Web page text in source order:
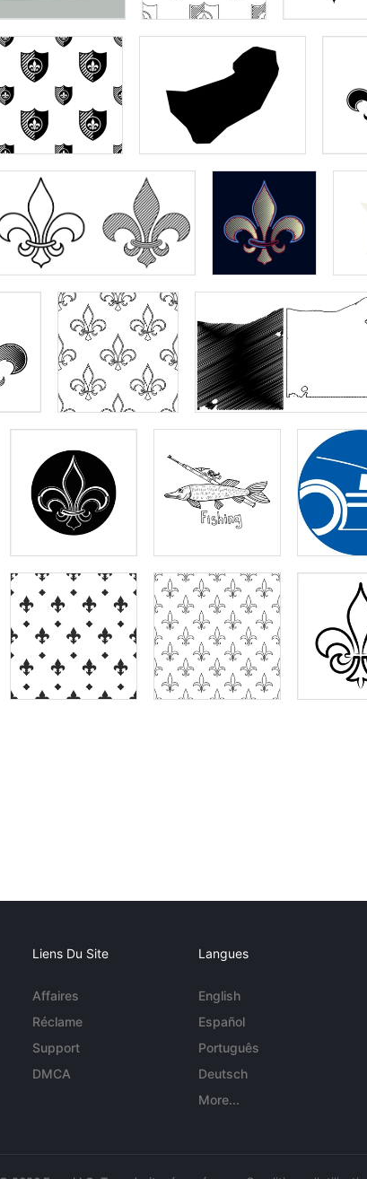
Liens Du Site
Affaires
Réclame
Support
DMCA
Langues
English
Español
Português
Deutsch
More...